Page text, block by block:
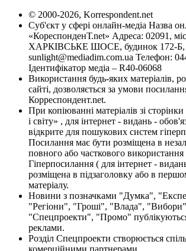
© 2000-2026, Korrespondent.net
Суб'єкт у сфері онлайн-медіа Назва
«КореспонденТ.net» Адреса: 02091,
ХАРКІВСЬКЕ ШОСЕ, будинок 172-Б,
sunlight@mediadim.com.ua Телефон:
Ідентифікатор медіа – R40-06068
Використання будь-яких матеріалів,
сайті, дозволяється за умови
Корреспондент.net.
При копіюванні матеріалів зі
і світу» , для інтернет - видань -
відкрите для пошукових систем
Посилання має бути розміщена в
повного або часткового використання
Гіперпосилання ( для інтернет -
розміщена в підзаголовку або в
матеріалу.
Новини з позначками "Думка",
"Регіони", "Гроші", "Влада",
"Спецпроекти", "Промо"
реклами.
Розділ Спецпроекти створюється
комерційними партнерами.